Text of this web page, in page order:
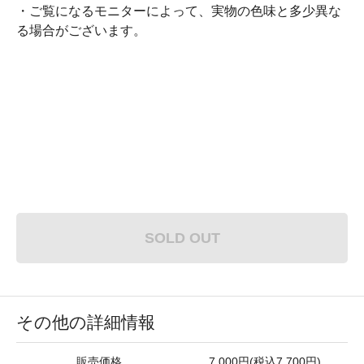
・ご覧になるモニターによって、実物の色味と多少異な
る場合がございます。
SOLD OUT
その他の詳細情報